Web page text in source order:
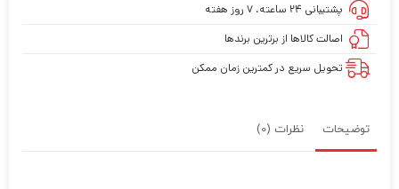
پشتیبانی ۲۴ ساعته، ۷ روز هفته
اصالت کالاها از برترین برندها
تحویل سریع در کمترین زمان ممکن
توضیحات نظرات (0)